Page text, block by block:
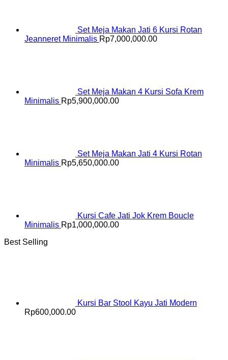
Set Meja Makan Jati 6 Kursi Rotan
Jeanneret Minimalis Rp7,000,000.00
Set Meja Makan 4 Kursi Sofa Krem
Minimalis Rp5,900,000.00
Set Meja Makan Jati 4 Kursi Rotan
Minimalis Rp5,650,000.00
Kursi Cafe Jati Jok Krem Boucle
Minimalis Rp1,000,000.00
Best Selling
Kursi Bar Stool Kayu Jati Modern
Rp600,000.00